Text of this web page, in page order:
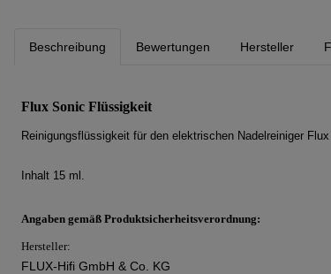
Beschreibung Bewertungen Hersteller
Flux Sonic Flüssigkeit
Reinigungsflüssigkeit für den elektrischen Nadelreiniger
Inhalt 15 ml.
Angaben gemäß Produktsicherheitsverordnung:
Hersteller:
FLUX-Hifi GmbH & Co. KG